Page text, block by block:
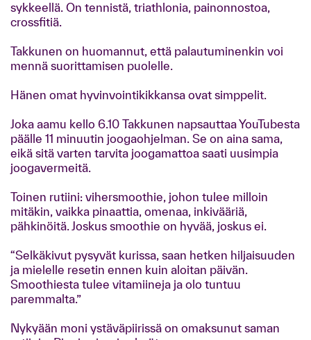
sykkeellä. On tennistä, triathlonia, painonnostoa,
crossfitiä.
Takkunen on huomannut, että palautuminenkin voi
mennä suorittamisen puolelle.
Hänen omat hyvinvointikikkansa ovat simppelit.
Joka aamu kello 6.10 Takkunen napsauttaa YouTubesta
päälle 11 minuutin joogaohjelman. Se on aina sama,
eikä sitä varten tarvita joogamattoa saati uusimpia
joogavermeitä.
Toinen rutiini: vihersmoothie, johon tulee milloin
mitäkin, vaikka pinaattia, omenaa, inkivääriä,
pähkinöitä. Joskus smoothie on hyvää, joskus ei.
“Selkäkivut pysyvät kurissa, saan hetken hiljaisuuden
ja mielelle resetin ennen kuin aloitan päivän.
Smoothiesta tulee vitamiineja ja olo tuntuu
paremmalta.”
Nykyään moni ystäväpiirissä on omaksunut saman